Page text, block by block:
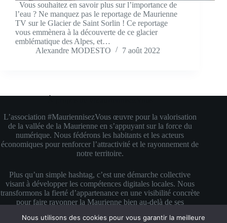
Vous souhaitez en savoir plus sur l’importance de
l’eau ? Ne manquez pas le reportage de Maurienne
TV sur le Glacier de Saint Sorlin ! Ce reportage
vous emmènera à la découverte de ce glacier
emblématique des Alpes, et…
Alexandre MODESTO
7 août 2022
L’association #MauriennisezVous œuvre pour la valorisation
de la vallée de la Maurienne en s’appuyant sur la force du
numérique. Nous fédérons les habitants et les acteurs
économiques pour renforcer l’attractivité et le rayonnement de
notre territoire.
Plus qu’un simple hashtag, c’est une démarche collective
visant à développer les compétences digitales locales. Nous
transformons la fierté d’appartenance en une visibilité concrète
pour faire rayonner la Maurienne bien au-delà de ses
Copyright © 2026 #MauriennisezVous — Propulsé avec
Nous utilisons des cookies pour vous garantir la meilleure